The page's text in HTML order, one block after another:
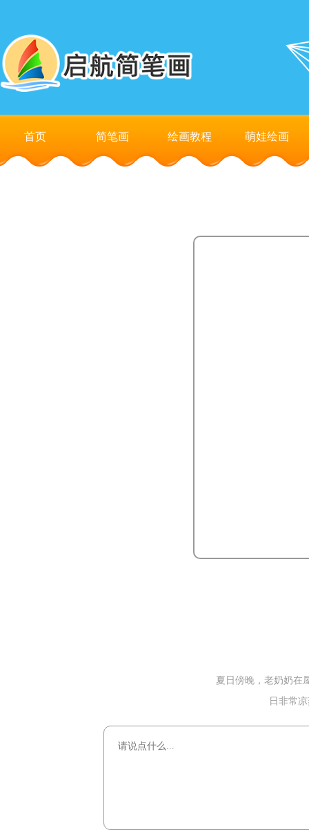
首页 简笔画 绘画教程 萌娃绘画
夏日傍晚，老奶奶在
日非常